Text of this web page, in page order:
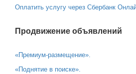
Оплатить услугу через Сбербанк
Продвижение объявлений
«Премиум-размещение».
«Поднятие в поиске».